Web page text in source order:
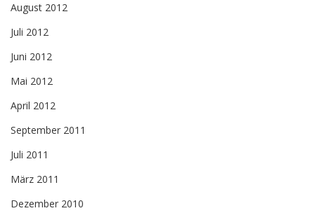
August 2012
Juli 2012
Juni 2012
Mai 2012
April 2012
September 2011
Juli 2011
März 2011
Dezember 2010